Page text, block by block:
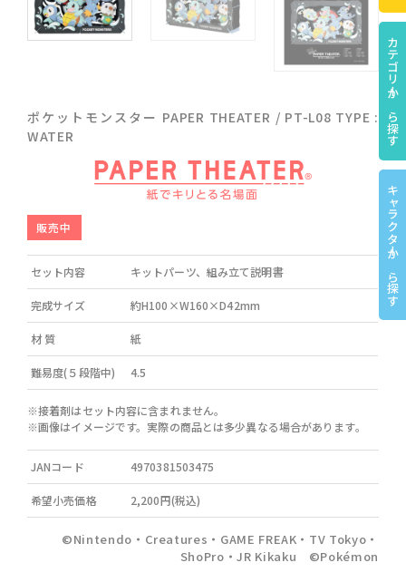
ポケットモンスター PAPER THEATER / PT-L08 TYPE :
WATER
販売中
セット内容 キットパーツ、組み立て説明書
完成サイズ 約H100×W160×D42mm
材 質 紙
難易度(５段階中) 4.5
※接着剤はセット内容に含まれません。
※画像はイメージです。実際の商品とは多少異なる場合があります。
JANコード 4970381503475
希望小売価格 2,200円(税込)
©Nintendo・Creatures・GAME FREAK・TV Tokyo・
ShoPro・JR Kikaku ©Pokémon
カテゴリーから探す
キャラクターから探す